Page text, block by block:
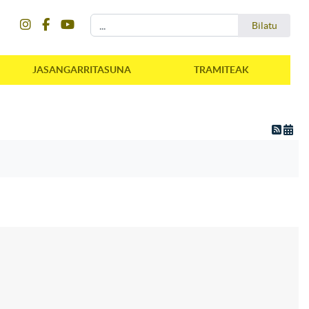
Bilatu
JASANGARRITASUNA TRAMITEAK